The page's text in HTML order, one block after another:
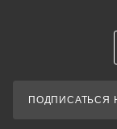
ПОДПИСАТЬСЯ